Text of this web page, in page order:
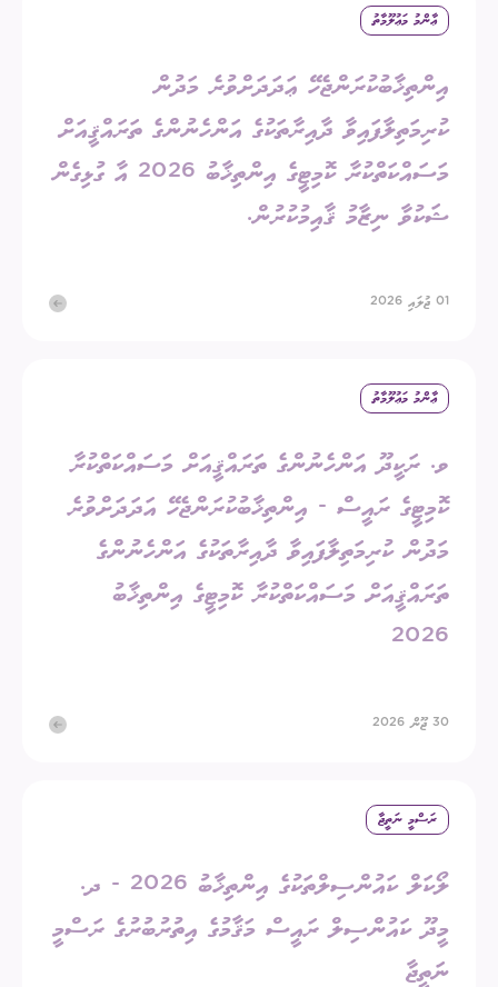
ޢާންމު މަޢުލޫމާތު
އިންތިޚާބުކުރަންޖެހޭ ޢަދަދަށްވުރެ މަދުން
ކުރިމަތިލާފައިވާ ދާއިރާތަކުގެ އަންހެނުންގެ ތަރައްޤީއަށް
މަސައްކަތްކުރާ ކޮމިޓީގެ އިންތިޚާބު 2026 އާ ގުޅިގެން
ޝަކުވާ ނިޒާމު ޤާއިމުކުރުން.
01 ޖުލައި 2026
ޢާންމު މަޢުލޫމާތު
ވ. ރަކީދޫ އަންހެނުންގެ ތަރައްޤީއަށް މަސައްކަތްކުރާ
ކޮމިޓީގެ ރައީސް - އިންތިޚާބުކުރަންޖެހޭ އަދަދަށްވުރެ
މަދުން ކުރިމަތިލާފައިވާ ދާއިރާތަކުގެ އަންހެނުންގެ
ތަރައްޤީއަށް މަސައްކަތްކުރާ ކޮމިޓީގެ އިންތިޚާބު
2026
30 ޖޫން 2026
ރަސްމީ ނަތީޖާ
ލޯކަލް ކައުންސިލްތަކުގެ އިންތިޚާބު 2026 - ދ.
މީދޫ ކައުންސިލް ރައީސް މަޤާމުގެ އިތުރުބުރުގެ ރަސްމީ
ނަތީޖާ